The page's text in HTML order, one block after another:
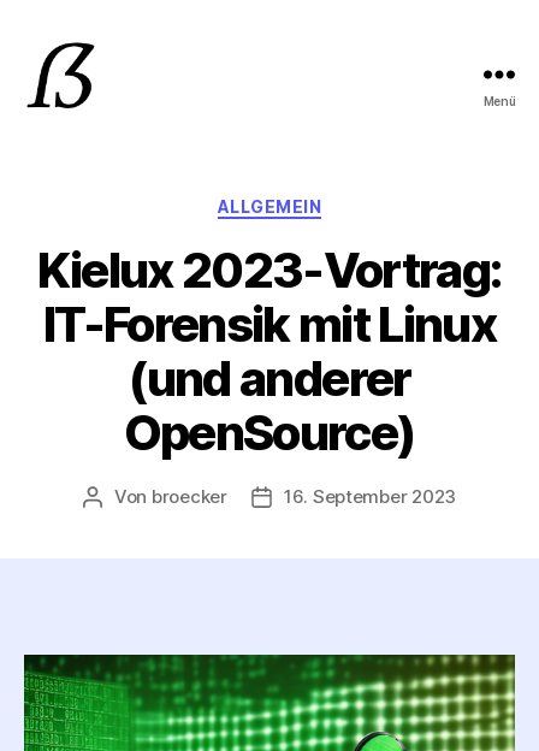
Menü
Kategorien
ALLGEMEIN
Kielux 2023-Vortrag:
IT-Forensik mit Linux
(und anderer
OpenSource)
Beitragsautor
Von broecker Beitragsdatum
16. September 2023